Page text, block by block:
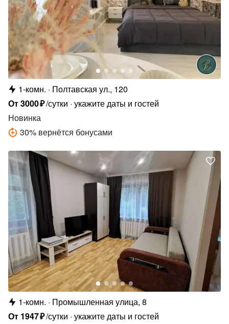
1-комн.
Полтавская ул., 120
От3000₽/сутки укажите даты и гостей
Новинка
30% вернётся бонусами
1-комн.
Промышленная улица, 8
От 1947₽/сутки укажите даты и гостей